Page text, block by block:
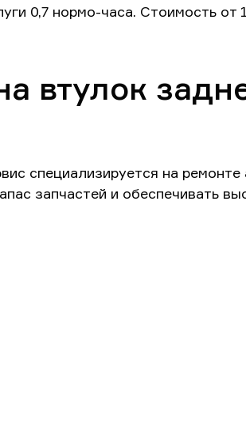
0,7 нормо-часа. Стоимость
втулок
специализируется на
запчастей и обеспечивать